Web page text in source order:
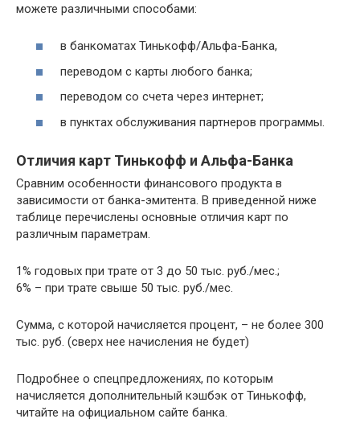
можете различными способами:
в банкоматах Тинькофф/Альфа-Банка,
переводом с карты любого банка;
переводом со счета через интернет;
в пунктах обслуживания партнеров программы.
Отличия карт Тинькофф и Альфа-Банка
Сравним особенности финансового продукта в
зависимости от банка-эмитента. В приведенной ниже
таблице перечислены основные отличия карт по
различным параметрам.
1% годовых при трате от 3 до 50 тыс. руб./мес.;
6% – при трате свыше 50 тыс. руб./мес.
Сумма, с которой начисляется процент, – не более 300
тыс. руб. (сверх нее начисления не будет)
Подробнее о спецпредложениях, по которым
начисляется дополнительный кэшбэк от Тинькофф,
читайте на официальном сайте банка.